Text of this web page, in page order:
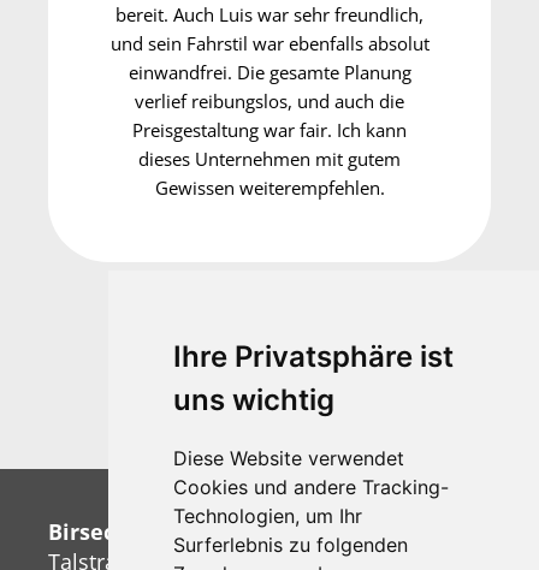
Ihre Privatsphäre ist
uns wichtig
Diese Website verwendet
Cookies und andere Tracking-
Technologien, um Ihr
Surferlebnis zu folgenden
bereit. Auch Luis war sehr freundlich,
und sein Fahrstil war ebenfalls absolut
einwandfrei. Die gesamte Planung
verlief reibungslos, und auch die
Preisgestaltung war fair. Ich kann
dieses Unternehmen mit gutem
Gewissen weiterempfehlen.
Telefonberatung:
+41 (0)61 706 94 54
Birseck-Reisen+Transporte AG
Talstrasse 38